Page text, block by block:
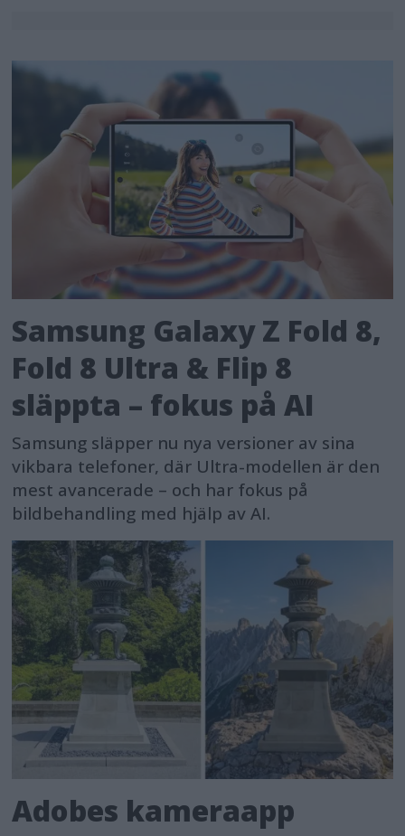
Samsung Galaxy Z Fold 8,
Fold 8 Ultra & Flip 8
släppta – fokus på AI
Samsung släpper nu nya versioner av sina
vikbara telefoner, där Ultra-modellen är den
mest avancerade – och har fokus på
bildbehandling med hjälp av AI.
Adobes kameraapp